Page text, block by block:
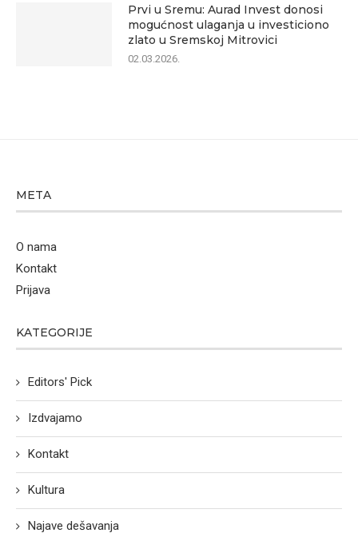
Prvi u Sremu: Aurad Invest donosi
mogućnost ulaganja u investiciono
zlato u Sremskoj Mitrovici
02.03.2026.
META
O nama
Kontakt
Prijava
KATEGORIJE
Editors' Pick
Izdvajamo
Kontakt
Kultura
Najave dešavanja